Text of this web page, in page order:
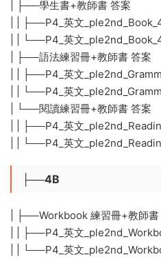
| ├──學生書+教師書 答案
| | ├──P4_英文
| | └──P4_英文
| ├──語法練習冊+教師書 答案
| | ├──P4_英文
| | └──P4_英文
| └──閱讀練習冊+教師書 答案
| | ├──P4_英文
| | └──P4_英文
├──4B
| ├──Workbook 練習冊+教師書
| | ├──P4_英文
| | └──P4_英文